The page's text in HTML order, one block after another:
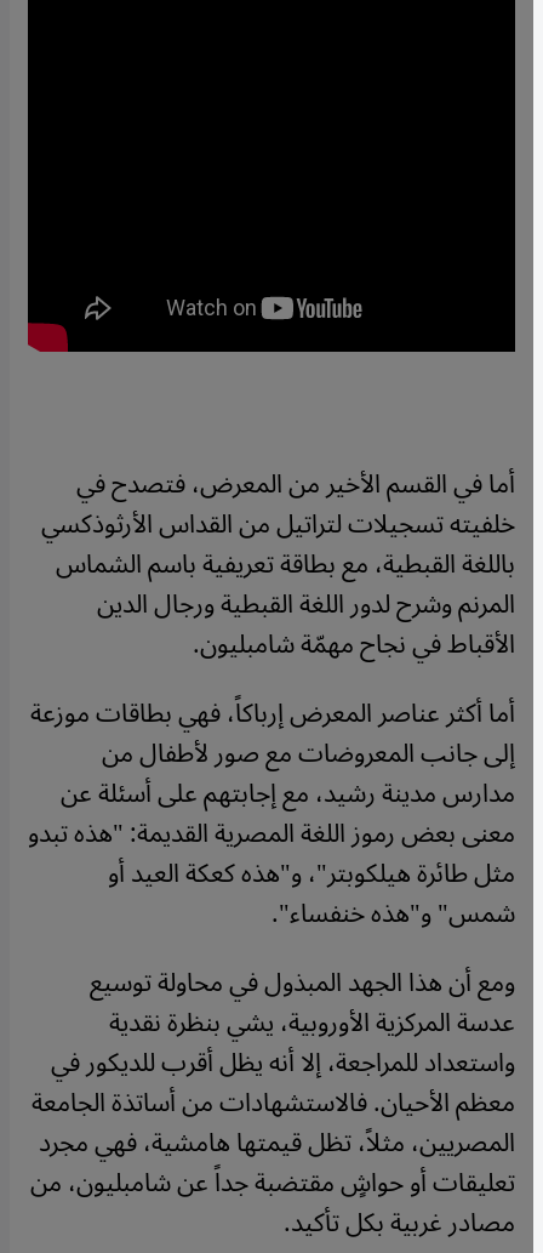
أما في القسم الأخير من المعرض، فتصدح في
خلفيته تسجيلات لتراتيل من القداس الأرثوذكسي
باللغة القبطية، مع بطاقة تعريفية باسم الشماس
المرنم وشرح لدور اللغة القبطية ورجال الدين
الأقباط في نجاح مهمّة شامبليون.
أما أكثر عناصر المعرض إرباكاً، فهي بطاقات موزعة
إلى جانب المعروضات مع صور لأطفال من
مدارس مدينة رشيد، مع إجابتهم على أسئلة عن
معنى بعض رموز اللغة المصرية القديمة: "هذه تبدو
مثل طائرة هيلكوبتر"، و"هذه كعكة العيد أو
شمس" و"هذه خنفساء".
ومع أن هذا الجهد المبذول في محاولة توسيع
عدسة المركزية الأوروبية، يشي بنظرة نقدية
واستعداد للمراجعة، إلا أنه يظل أقرب للديكور في
معظم الأحيان. فالاستشهادات من أساتذة الجامعة
المصريين، مثلاً، تظل قيمتها هامشية، فهي مجرد
تعليقات أو حواشٍ مقتضبة جداً عن شامبليون، من
مصادر غربية بكل تأكيد.